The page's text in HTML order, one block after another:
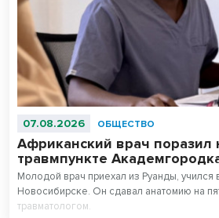
07.08.2026 ОБЩЕСТВО
Африканский врач поразил
травмпункте
Молодой врач приехал из Руанды, учился
Новосибирске. Он сдавал анатомию на
травматологом.